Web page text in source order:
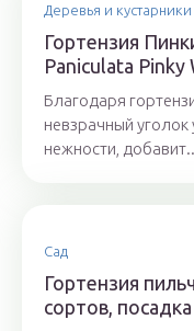
Деревья и кустарники
Гортензия
Paniculata
Благодаря
невзрачный уголок
нежности,
Сад
Гортензия
сортов,